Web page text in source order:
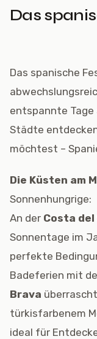
Das
Das spanische
entspannte Tage
Städte
möchtest –
Die Küsten am
Sonnenhungrige:
An der Costa del
Sonnentage im
perfekte
Badeferien mit
Brava
türkisfarbenem
ideal für